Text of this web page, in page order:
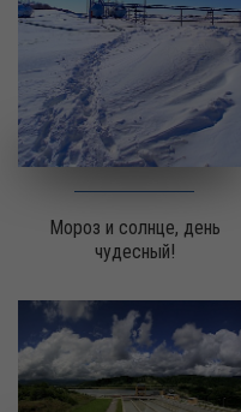
Мороз и солнце, день
чудесный!